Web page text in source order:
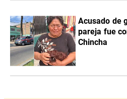
Acusado de
pareja fue
Chincha